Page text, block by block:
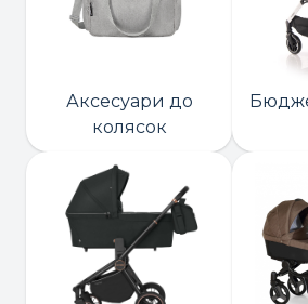
Аксесуари до
колясок